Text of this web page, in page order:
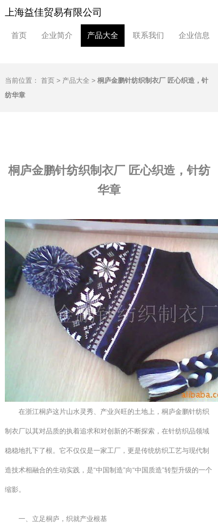
上海益佳贸易有限公司
首页 企业简介 产品大全 联系我们 企业信息
当前位置： 首页 > 产品大全 > 桐庐金鹏针纺织制衣厂 匠心织造，针
纺华章
桐庐金鹏针纺织制衣厂 匠心织造，针纺
华章
在浙江桐庐这片山水灵秀、产业兴旺的土地上，桐庐金鹏针纺织
制衣厂以其对品质的执着追求和对创新的不断探索，在针纺织品领域
稳稳地扎下了根。它不仅仅是一家工厂，更是传统纺织工艺与现代制
造技术相融合的生动实践，是“中国制造”向“中国质造”转型升级的一个
缩影。
一、立足桐庐，织就产业根基